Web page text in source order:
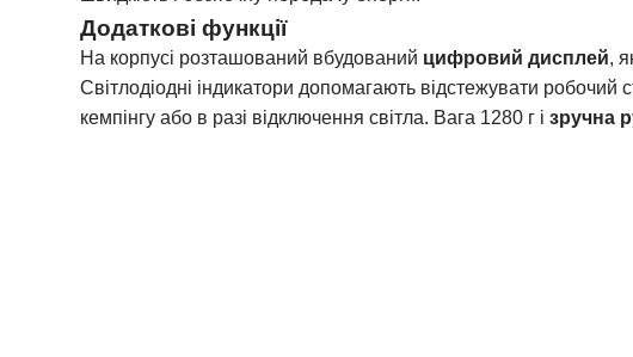
Додаткові функції
На корпусі розташований вбудований цифровий дисплей,
Світлодіодні індикатори допомагають відстежувати
кемпінгу або в разі відключення світла. Вага 1280 г і зручна